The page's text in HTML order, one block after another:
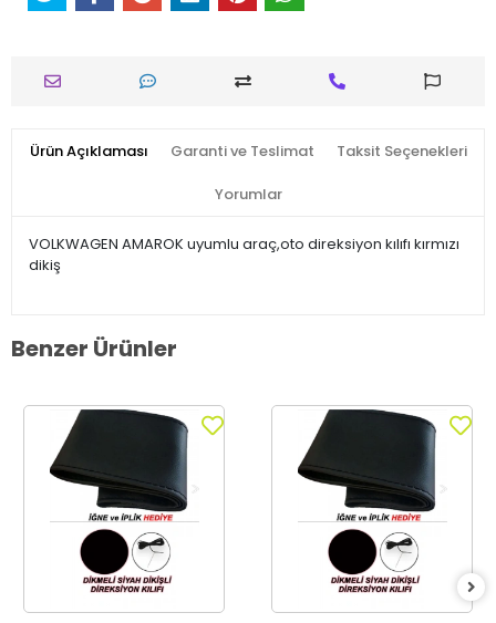
Ürün Açıklaması Garanti ve Teslimat Taksit Seçenekleri
Yorumlar
VOLKWAGEN AMAROK uyumlu araç,oto direksiyon kılıfı kırmızı
dikiş
Benzer Ürünler